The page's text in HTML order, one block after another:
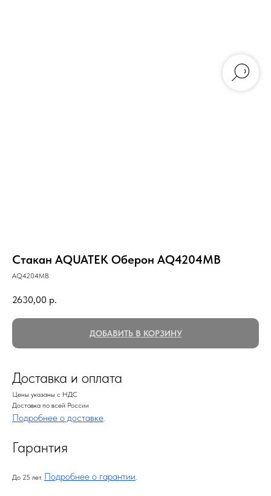
Стакан AQUATEK Оберон AQ4204MB
AQ4204MB
2630,00 р.
ДОБАВИТЬ В КОРЗИНУ
Доставка и оплата
Цены указаны с НДС
Доставка по всей России
Подробнее о доставке.
Гарантия
До 25 лет. Подробнее о гарантии.